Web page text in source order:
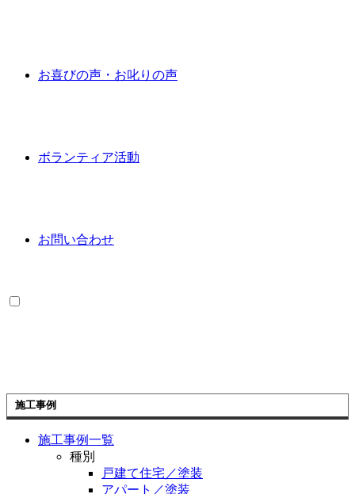
お喜びの声・お叱りの声
ボランティア活動
お問い合わせ
施工事例
施工事例一覧
種別
戸建て住宅／塗装
アパート／塗装